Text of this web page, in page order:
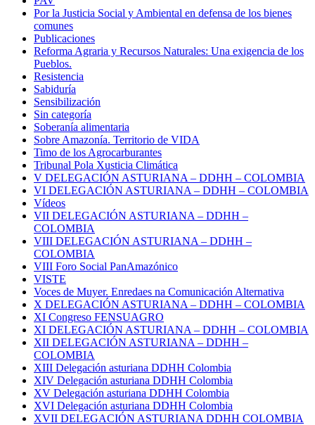
Por la Justicia Social y Ambiental en defensa de los bienes
comunes
Publicaciones
Reforma Agraria y Recursos Naturales: Una exigencia de los
Pueblos.
Resistencia
Sabiduría
Sensibilización
Sin categoría
Soberanía alimentaria
Sobre Amazonía. Territorio de VIDA
Timo de los Agrocarburantes
Tribunal Pola Xusticia Climática
V DELEGACIÓN ASTURIANA – DDHH – COLOMBIA
VI DELEGACIÓN ASTURIANA – DDHH – COLOMBIA
Vídeos
VII DELEGACIÓN ASTURIANA – DDHH –
COLOMBIA
VIII DELEGACIÓN ASTURIANA – DDHH –
COLOMBIA
VIII Foro Social PanAmazónico
VISTE
Voces de Muyer. Enredaes na Comunicación Alternativa
X DELEGACIÓN ASTURIANA – DDHH – COLOMBIA
XI Congreso FENSUAGRO
XI DELEGACIÓN ASTURIANA – DDHH – COLOMBIA
XII DELEGACIÓN ASTURIANA – DDHH –
COLOMBIA
XIII Delegación asturiana DDHH Colombia
XIV Delegación asturiana DDHH Colombia
XV Delegación asturiana DDHH Colombia
XVI Delegación asturiana DDHH Colombia
XVII DELEGACIÓN ASTURIANA DDHH COLOMBIA